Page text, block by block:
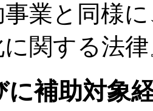
業と同様
関する法
に補助対象